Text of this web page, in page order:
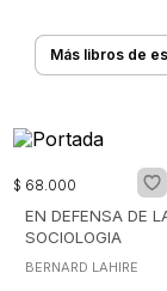
Más libros de
$ 68.000
EN DEFENSA DE
SOCIOLOGIA
BERNARD LAHIRE